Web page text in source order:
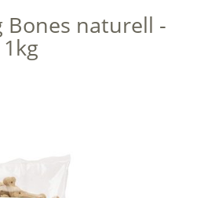
Bones naturell -
1kg